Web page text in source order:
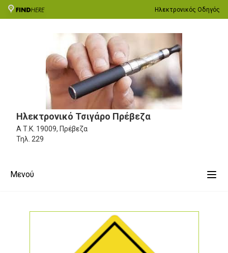
Ηλεκτρονικός Οδηγός
Ηλεκτρονικό Τσιγάρο Πρέβεζα
Α Τ.Κ. 19009, Πρέβεζα
Τηλ. 229
Μενού